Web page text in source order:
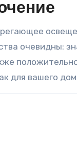
очевидны:
для вашего